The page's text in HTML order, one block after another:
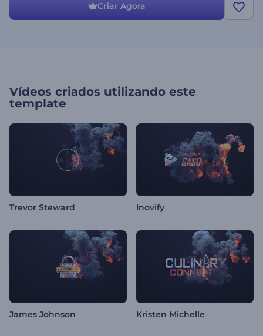
Criar Agora
Vídeos criados utilizando este
template
Trevor Steward Inovify
James Johnson Kristen Michelle